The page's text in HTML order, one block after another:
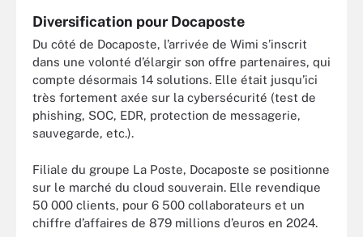
Diversification pour Docaposte
Du côté de Docaposte, l’arrivée de Wimi s’inscrit
dans une volonté d’élargir son offre partenaires, qui
compte désormais 14 solutions. Elle était jusqu’ici
très fortement axée sur la cybersécurité (test de
phishing, SOC, EDR, protection de messagerie,
sauvegarde, etc.).
Filiale du groupe La Poste, Docaposte se positionne
sur le marché du cloud souverain. Elle revendique
50 000 clients, pour 6 500 collaborateurs et un
chiffre d’affaires de 879 millions d’euros en 2024.